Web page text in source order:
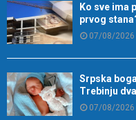
Ko sve ima
prvog
07/08/2026
Srpska
Trebinju
07/08/2026